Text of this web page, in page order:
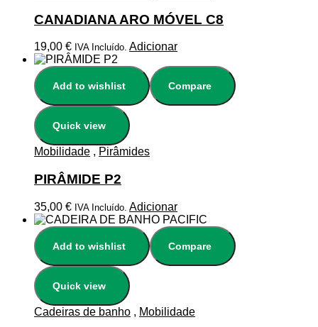
CANADIANA ARO MÓVEL C8
19,00 € IVA Incluído. Adicionar
Add to wishlist Compare
Quick view
Mobilidade , Pirâmides
PIRÂMIDE P2
35,00 € IVA Incluído. Adicionar
Add to wishlist Compare
Quick view
Cadeiras de banho , Mobilidade